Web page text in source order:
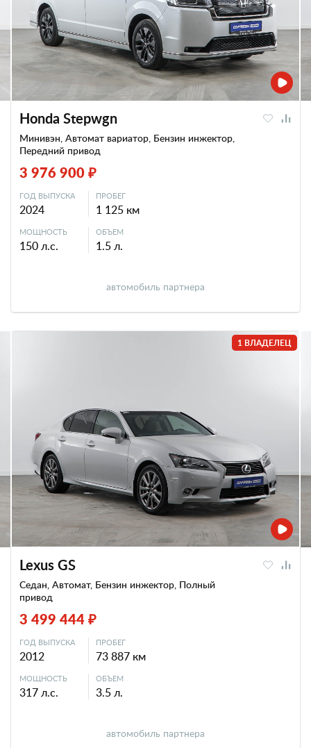
Honda Stepwgn
Минивэн, Автомат вариатор, Бензин инжектор,
Передний привод
3 976 900 ₽
ГОД ВЫПУСКА
2024
ПРОБЕГ
1 125 км
МОЩНОСТЬ
150 л.с.
ОБЪЕМ
1.5 л.
автомобиль партнера
1 ВЛАДЕЛЕЦ
Lexus GS
Седан, Автомат, Бензин инжектор, Полный
привод
3 499 444 ₽
ГОД ВЫПУСКА
2012
ПРОБЕГ
73 887 км
МОЩНОСТЬ
317 л.с.
ОБЪЕМ
3.5 л.
автомобиль партнера